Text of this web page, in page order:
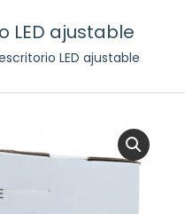
LED ajustable
LED ajustable